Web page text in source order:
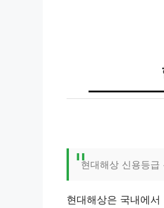
현대해상 신용등
현대해상은 국내에